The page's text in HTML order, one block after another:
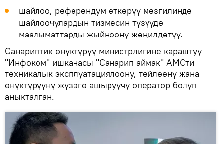
шайлоо, референдум өткөрүү мезгилинде
шайлоочулардын тизмесин түзүүдө
маалыматтарды жыйноону жеңилдетүү.
Санариптик өнүктүрүү министрлигине караштуу
"Инфоком" ишканасы "Санарип аймак" АМСти
техникалык эксплуатациялоону, тейлөөнү жана
өнүктүрүүнү жүзөгө ашыруучу оператор болуп
аныкталган.